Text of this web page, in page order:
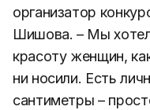
организатор
Шишова. – Мы
красоту женщин,
ни носили. Есть
сантиметры –